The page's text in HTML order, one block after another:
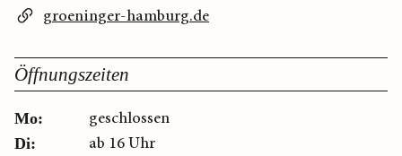
groeninger-hamburg.de
Öffnungszeiten
Mo: geschlossen
Di: ab 16 Uhr